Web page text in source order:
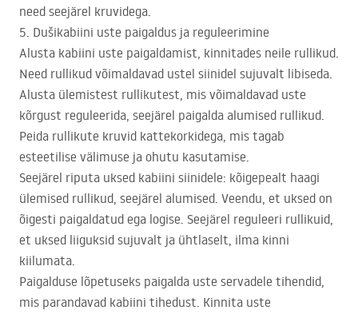
need seejärel kruvidega.
5. Dušikabiini uste paigaldus ja reguleerimine
Alusta kabiini uste paigaldamist, kinnitades neile rullikud.
Need rullikud võimaldavad ustel siinidel sujuvalt libiseda.
Alusta ülemistest rullikutest, mis võimaldavad uste
kõrgust reguleerida, seejärel paigalda alumised rullikud.
Peida rullikute kruvid kattekorkidega, mis tagab
esteetilise välimuse ja ohutu kasutamise.
Seejärel riputa uksed kabiini siinidele: kõigepealt haagi
ülemised rullikud, seejärel alumised. Veendu, et uksed on
õigesti paigaldatud ega logise. Seejärel reguleeri rullikuid,
et uksed liiguksid sujuvalt ja ühtlaselt, ilma kinni
kiilumata.
Paigalduse lõpetuseks paigalda uste servadele tihendid,
mis parandavad kabiini tihedust. Kinnita uste